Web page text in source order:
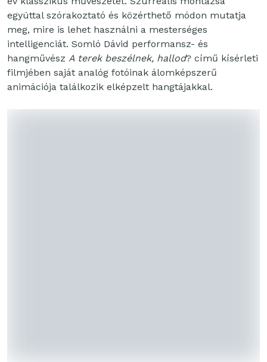
egyúttal szórakoztató és közérthető módon mutatja
meg, mire is lehet használni a mesterséges
intelligenciát. Somló Dávid performansz- és
hangművész A terek beszélnek, hallod? című kísérleti
filmjében saját analóg fotóinak álomképszerű
animációja találkozik elképzelt hangtájakkal.